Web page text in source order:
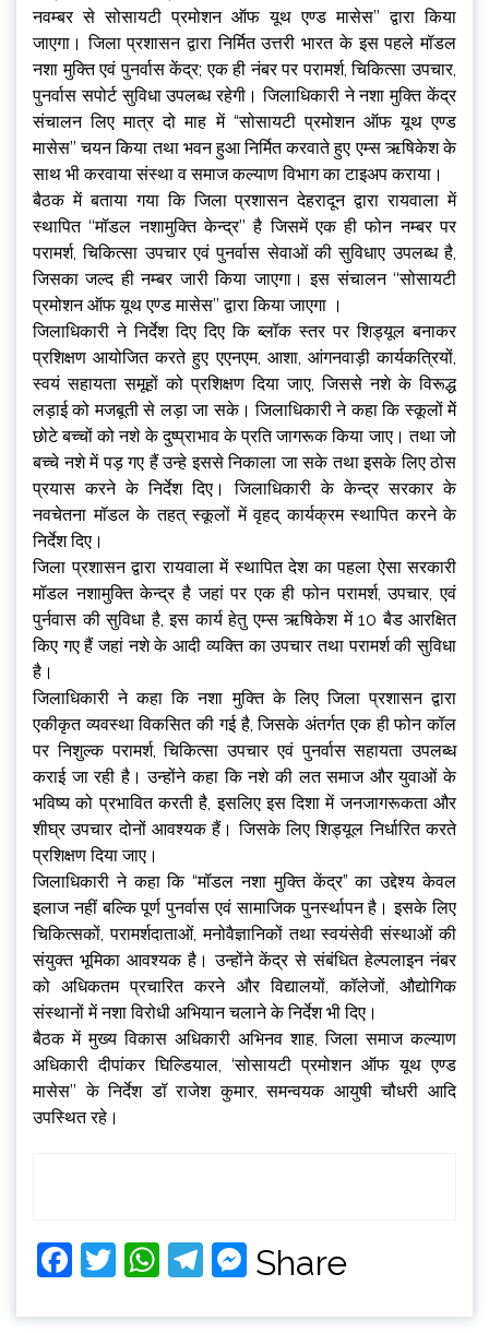
नवम्बर से सोसायटी प्रमोशन ऑफ यूथ एण्ड मासेस’’ द्वारा किया
जाएगा। जिला प्रशासन द्वारा निर्मित उत्तरी भारत के इस पहले मॉडल
नशा मुक्ति एवं पुनर्वास केंद्र; एक ही नंबर पर परामर्श, चिकित्सा उपचार,
पुनर्वास सपोर्ट सुविधा उपलब्ध रहेगी। जिलाधिकारी ने नशा मुक्ति केंद्र
संचालन लिए मात्र दो माह में “सोसायटी प्रमोशन ऑफ यूथ एण्ड
मासेस’’ चयन किया तथा भवन हुआ निर्मित करवाते हुए एम्स ऋषिकेश के
साथ भी करवाया संस्था व समाज कल्याण विभाग का टाइअप कराया।
बैठक में बताया गया कि जिला प्रशासन देहरादून द्वारा रायवाला में
स्थापित ‘‘मॉडल नशामुक्ति केन्द्र’’ है जिसमें एक ही फोन नम्बर पर
परामर्श, चिकित्सा उपचार एवं पुनर्वास सेवाओं की सुविधाए उपलब्ध है,
जिसका जल्द ही नम्बर जारी किया जाएगा। इस संचालन ‘‘सोसायटी
प्रमोशन ऑफ यूथ एण्ड मासेस’’ द्वारा किया जाएगा ।
जिलाधिकारी ने निर्देश दिए दिए कि ब्लॉक स्तर पर शिड्यूल बनाकर
प्रशिक्षण आयोजित करते हुए एएनएम, आशा, आंगनवाड़ी कार्यकत्रियों,
स्वयं सहायता समूहों को प्रशिक्षण दिया जाए, जिससे नशे के विरूद्ध
लड़ाई को मजबूती से लड़ा जा सके। जिलाधिकारी ने कहा कि स्कूलों मेें
छोटे बच्चों को नशे के दुष्प्राभाव के प्रति जागरूक किया जाए। तथा जो
बच्चे नशे में पड़ गए हैं उन्हे इससे निकाला जा सके तथा इसके लिए ठोस
प्रयास करने के निर्देश दिए। जिलाधिकारी के केन्द्र सरकार के
नवचेतना मॉडल के तहत् स्कूलों में वृहद् कार्यक्रम स्थापित करने के
निर्देश दिए।
जिला प्रशासन द्वारा रायवाला में स्थापित देश का पहला ऐसा सरकारी
मॉडल नशामुक्ति केन्द्र है जहां पर एक ही फोन परामर्श, उपचार, एवं
पुर्नवास की सुविधा है, इस कार्य हेतु एम्स ऋषिकेश में 10 बैड आरक्षित
किए गए हैं जहां नशे के आदी व्यक्ति का उपचार तथा परामर्श की सुविधा
है।
जिलाधिकारी ने कहा कि नशा मुक्ति के लिए जिला प्रशासन द्वारा
एकीकृत व्यवस्था विकसित की गई है, जिसके अंतर्गत एक ही फोन कॉल
पर निशुल्क परामर्श, चिकित्सा उपचार एवं पुनर्वास सहायता उपलब्ध
कराई जा रही है। उन्होंने कहा कि नशे की लत समाज और युवाओं के
भविष्य को प्रभावित करती है, इसलिए इस दिशा में जनजागरूकता और
शीघ्र उपचार दोनों आवश्यक हैं। जिसके लिए शिड्यूल निर्धारित करते
प्रशिक्षण दिया जाए।
जिलाधिकारी ने कहा कि “मॉडल नशा मुक्ति केंद्र” का उद्देश्य केवल
इलाज नहीं बल्कि पूर्ण पुनर्वास एवं सामाजिक पुनर्स्थापन है। इसके लिए
चिकित्सकों, परामर्शदाताओं, मनोवैज्ञानिकों तथा स्वयंसेवी संस्थाओं की
संयुक्त भूमिका आवश्यक है। उन्होंने केंद्र से संबंधित हेल्पलाइन नंबर
को अधिकतम प्रचारित करने और विद्यालयों, कॉलेजों, औद्योगिक
संस्थानों में नशा विरोधी अभियान चलाने के निर्देश भी दिए।
बैठक में मुख्य विकास अधिकारी अभिनव शाह, जिला समाज कल्याण
अधिकारी दीपांकर घिल्डियाल, ‘सोसायटी प्रमोशन ऑफ यूथ एण्ड
मासेस’’ के निर्देश डॉ राजेश कुमार, समन्वयक आयुषी चौधरी आदि
उपस्थित रहे।
Facebook
Twitter
WhatsApp
Telegram
Messenger
Share